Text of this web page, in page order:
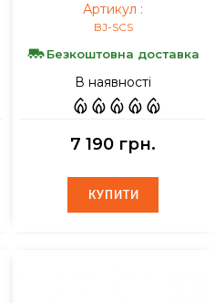
Артикул :
BJ-SCS
Безкоштовна доставка
В наявності
7 190 грн.
КУПИТИ
КУПИТИ